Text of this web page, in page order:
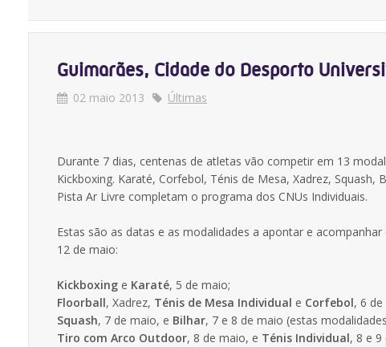
Guimarães, Cidade do Desporto
02 maio 2013 Últimas
Durante 7 dias, centenas de atletas vão competir em 13
Kickboxing. Karaté, Corfebol, Ténis de Mesa, Xadrez,
Pista Ar Livre completam o programa dos CNUs Individuais.
Estas são as datas e as modalidades a apontar e
12 de maio:
Kickboxing e Karaté, 5 de maio;
Floorball, Xadrez, Ténis de Mesa Individual e Corfebol, 6
Squash, 7 de maio, e Bilhar, 7 e 8 de maio (estas
Tiro com Arco Outdoor, 8 de maio, e Ténis Individual, 8 e 9